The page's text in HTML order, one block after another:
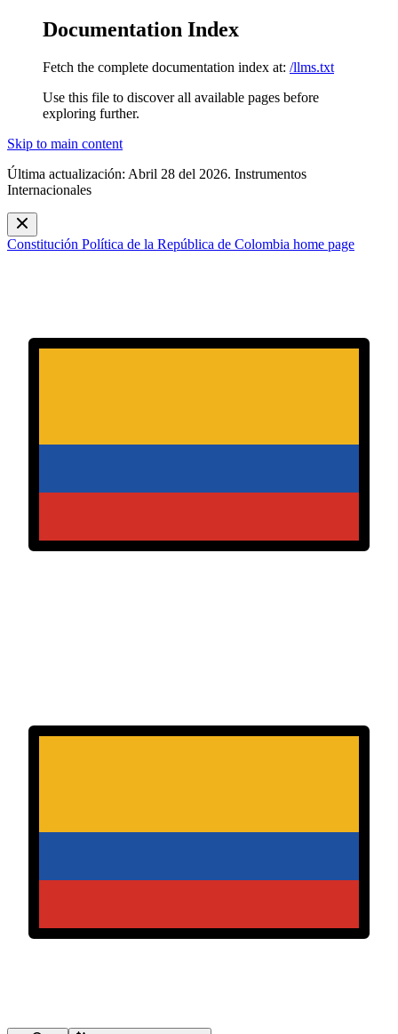
Documentation Index
Fetch the complete documentation index at: /llms.txt
Use this file to discover all available pages before
exploring further.
Skip to main content
Última actualización: Abril 28 del 2026. Instrumentos
Internacionales
Constitución Política de la República de Colombia home page